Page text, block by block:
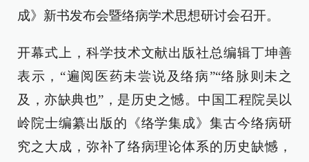
成》新书发布会暨络病学术思想研讨会召开。
开幕式上，科学技术文献出版社总编辑丁坤善
表示，“遍阅医药未尝说及络病”“络脉则未之
及，亦缺典也”，是历史之憾。中国工程院吴以
岭院士编纂出版的《络学集成》集古今络病研
究之大成，弥补了络病理论体系的历史缺憾，